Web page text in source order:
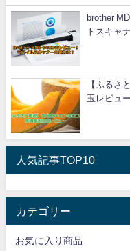
brother
トスキャ
【ふるさ
玉レビュー
人気記事TOP10
カテゴリー
お気に入り商品